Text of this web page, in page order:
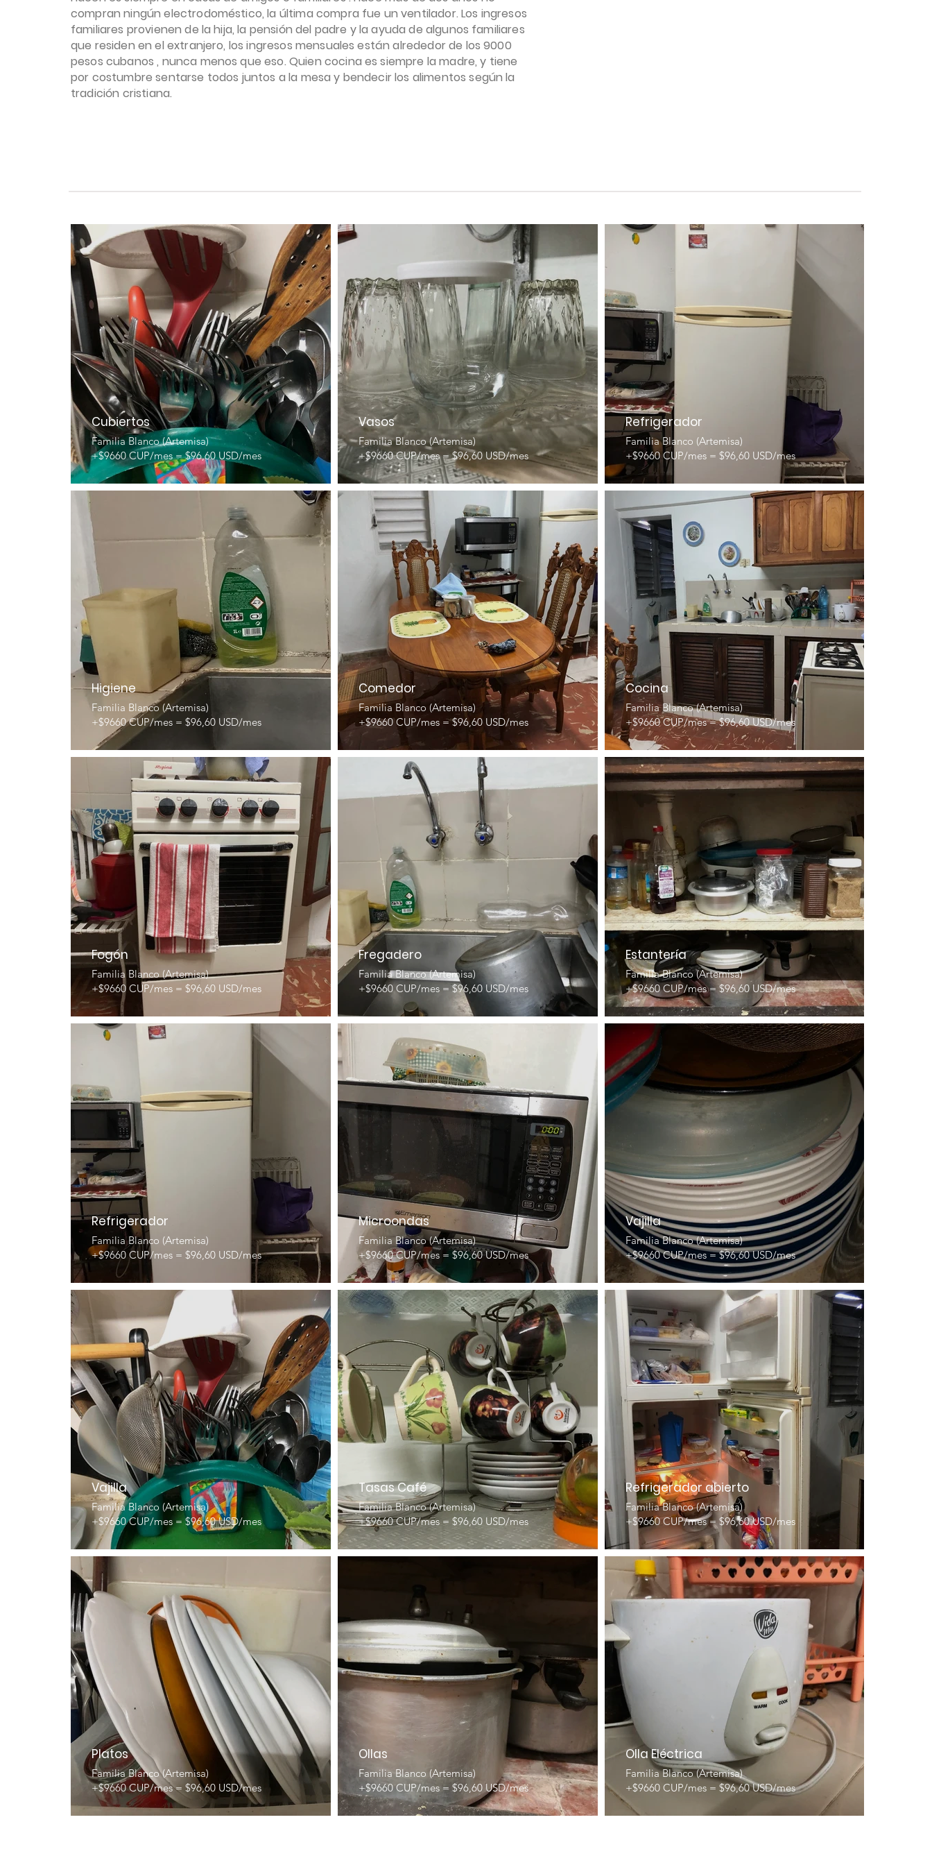
compran ningún electrodoméstico, la última compra fue un ventilador. Los ingresos
familiares provienen de la hija, la pensión del padre y la ayuda de algunos familiares
que residen en el extranjero, los ingresos mensuales están alrededor de los 9000
pesos cubanos , nunca menos que eso. Quien cocina es siempre la madre, y tiene
por costumbre sentarse todos juntos a la mesa y bendecir los alimentos según la
tradición cristiana.
Cubiertos
Familia Blanco (Artemisa)
+$9660 CUP/mes = $96,60 USD/mes
Vasos
Familia Blanco (Artemisa)
+$9660 CUP/mes = $96,60 USD/mes
Refrigerador
Familia Blanco (Artemisa)
+$9660 CUP/mes = $96,60 USD/mes
Higiene
Familia Blanco (Artemisa)
+$9660 CUP/mes = $96,60 USD/mes
Comedor
Familia Blanco (Artemisa)
+$9660 CUP/mes = $96,60 USD/mes
Cocina
Familia Blanco (Artemisa)
+$9660 CUP/mes = $96,60 USD/mes
Fogón
Familia Blanco (Artemisa)
+$9660 CUP/mes = $96,60 USD/mes
Fregadero
Familia Blanco (Artemisa)
+$9660 CUP/mes = $96,60 USD/mes
Estantería
Familia Blanco (Artemisa)
+$9660 CUP/mes = $96,60 USD/mes
Refrigerador
Familia Blanco (Artemisa)
+$9660 CUP/mes = $96,60 USD/mes
Microondas
Familia Blanco (Artemisa)
+$9660 CUP/mes = $96,60 USD/mes
Vajilla
Familia Blanco (Artemisa)
+$9660 CUP/mes = $96,60 USD/mes
Vajilla
Familia Blanco (Artemisa)
+$9660 CUP/mes = $96,60 USD/mes
Tasas Café
Familia Blanco (Artemisa)
+$9660 CUP/mes = $96,60 USD/mes
Refrigerador abierto
Familia Blanco (Artemisa)
+$9660 CUP/mes = $96,60 USD/mes
Platos
Familia Blanco (Artemisa)
+$9660 CUP/mes = $96,60 USD/mes
Ollas
Familia Blanco (Artemisa)
+$9660 CUP/mes = $96,60 USD/mes
Olla Eléctrica
Familia Blanco (Artemisa)
+$9660 CUP/mes = $96,60 USD/mes